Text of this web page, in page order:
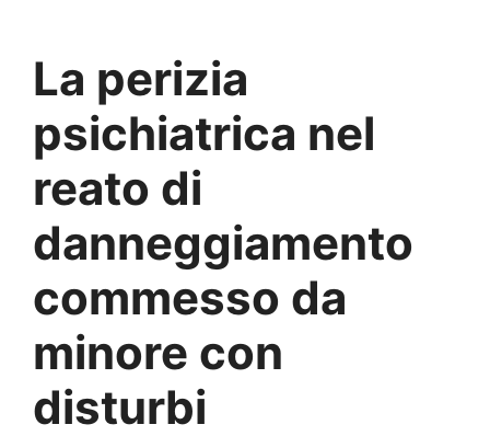
La perizia
psichiatrica nel
reato di
danneggiamento
commesso da
minore con
disturbi